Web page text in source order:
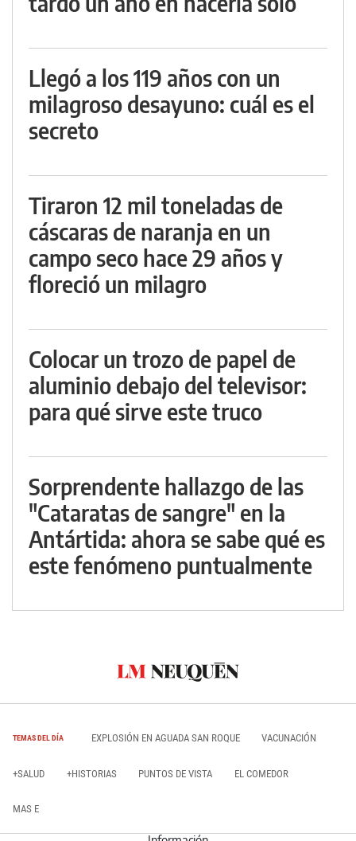
Llegó a los 119 años con un
milagroso desayuno: cuál es el
secreto
Tiraron 12 mil toneladas de
cáscaras de naranja en un
campo seco hace 29 años y
floreció un milagro
Colocar un trozo de papel de
aluminio debajo del televisor:
para qué sirve este truco
Sorprendente hallazgo de las
"Cataratas de sangre" en la
Antártida: ahora se sabe qué es
este fenómeno puntualmente
TEMAS DEL DÍA EXPLOSIÓN EN AGUADA SAN ROQUE VACUNACIÓN
+SALUD +HISTORIAS PUNTOS DE VISTA EL COMEDOR
MAS E